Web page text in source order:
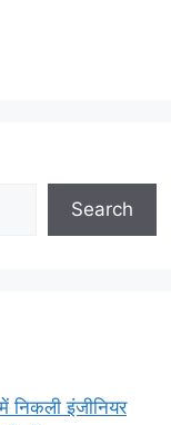
Search
इंजीनियर